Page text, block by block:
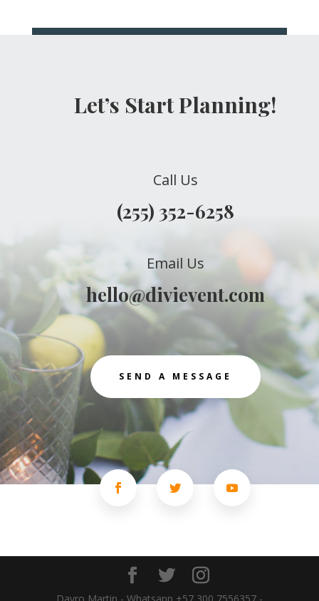
Let’s Start Planning!
Call Us
(255) 352-6258
Email Us
hello@divievent.com
SEND A MESSAGE